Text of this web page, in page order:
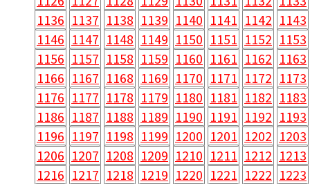
1136 1137 1138 1139 1140 1141 1142 1143
1146 1147 1148 1149 1150 1151 1152 1153
1156 1157 1158 1159 1160 1161 1162 1163
1166 1167 1168 1169 1170 1171 1172 1173
1176 1177 1178 1179 1180 1181 1182 1183
1186 1187 1188 1189 1190 1191 1192 1193
1196 1197 1198 1199 1200 1201 1202 1203
1206 1207 1208 1209 1210 1211 1212 1213
1216 1217 1218 1219 1220 1221 1222 1223